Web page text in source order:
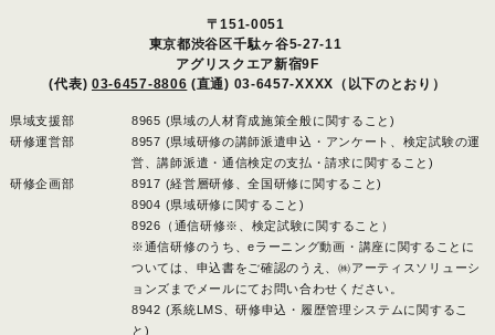
〒151-0051
東京都渋谷区千駄ヶ谷5-27-11
アグリスクエア新宿9F
(代表) 03-6457-8806 (直通) 03-6457-XXXX（以下のとおり）
県域支援部
8965 (県域の人材育成施策全般に関すること)
研修運営部
8957 (県域研修の講師派遣申込・アンケート、検定試験の運
営、講師派遣・通信検定の支払・請求に関すること)
研修企画部
8917 (経営層研修、全国研修に関すること)
8904 (県域研修に関すること)
8926（通信研修※、検定試験に関すること）
※通信研修のうち、eラーニング動画・講座に関することに
ついては、申込書をご確認のうえ、㈱アーティスソリューシ
ョンズまでメールにてお問い合わせください。
8942 (系統LMS、研修申込・履歴管理システムに関するこ
と)